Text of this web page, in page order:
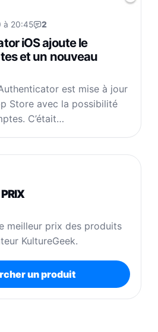
à 20:45 2
iOS ajoute le
et un nouveau
est mise à jour
Store avec la possibilité
C’était…
meilleur prix des produits
KultureGeek.
un produit